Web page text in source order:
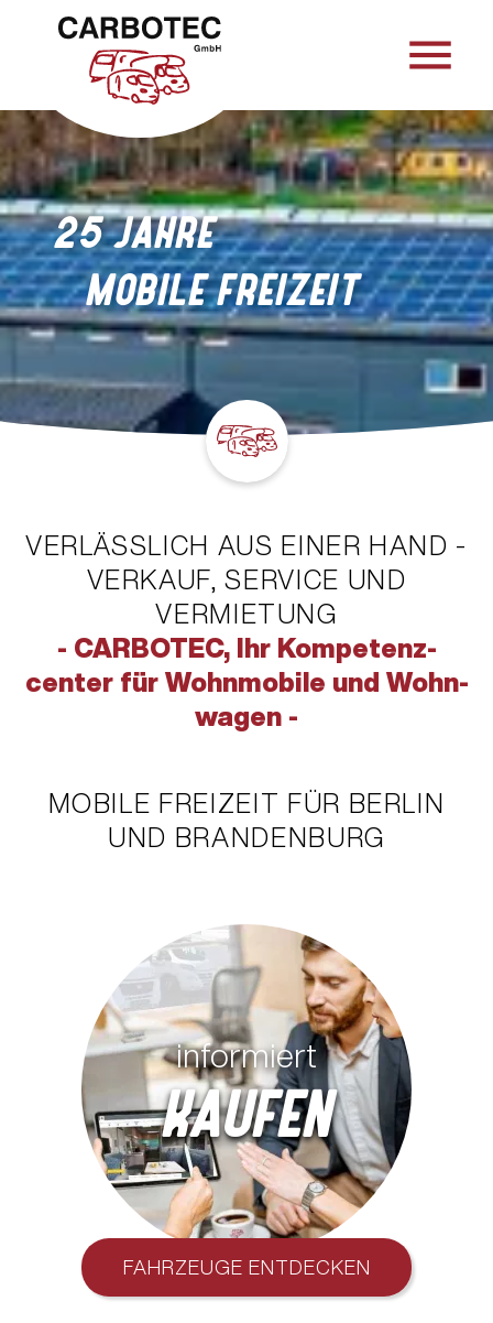
menu
25 JAHRE
MOBILE FREIZEIT
VERLÄSSLICH AUS EINER HAND -
VERKAUF, SERVICE UND
VERMIETUNG
- CARBOTEC, Ihr Kom­pe­tenz­
center für Wohn­mobile und Wohn­
wagen -
MOBILE FREIZEIT FÜR BERLIN
UND BRANDENBURG
FAHRZEUGE ENTDECKEN
informiert
kaufen